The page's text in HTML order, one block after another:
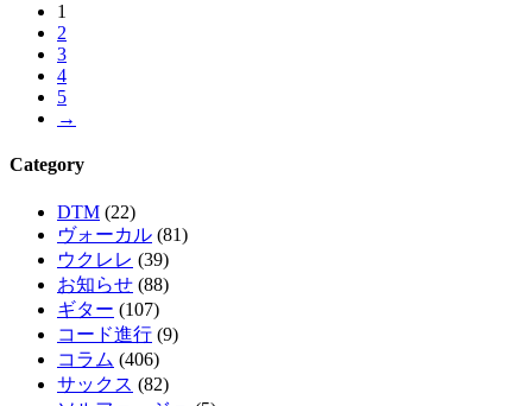
1
2
3
4
5
→
Category
DTM (22)
ヴォーカル (81)
ウクレレ (39)
お知らせ (88)
ギター (107)
コード進行 (9)
コラム (406)
サックス (82)